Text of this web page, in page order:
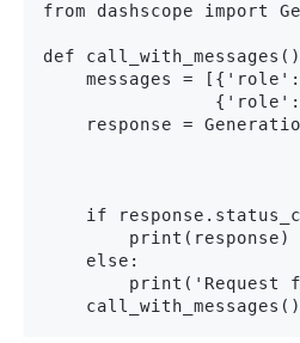
from dashscope import
def
messages =
{'role':
response =
if
        print(response)
    else:
print('Request
    call_with_messages()